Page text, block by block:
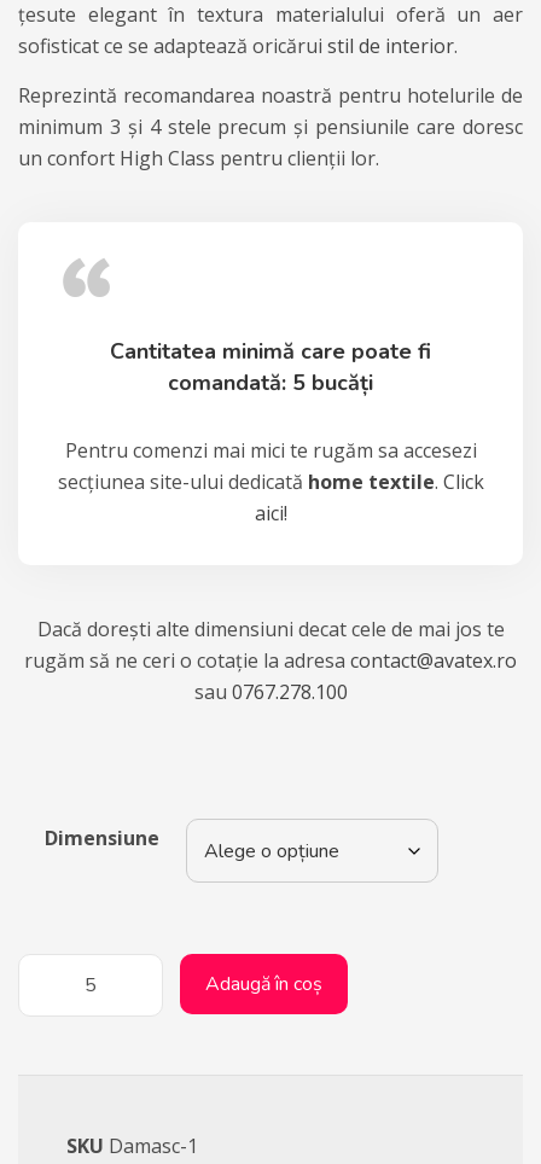
țesute elegant în textura materialului oferă un aer
sofisticat ce se adaptează oricărui stil de interior.
Reprezintă recomandarea noastră pentru hotelurile de
minimum 3 și 4 stele precum și pensiunile care doresc
un confort High Class pentru clienții lor.
Cantitatea minimă care poate fi
comandată: 5 bucăți
Pentru comenzi mai mici te rugăm sa accesezi
secțiunea site-ului dedicată home textile. Click
aici!
Dacă dorești alte dimensiuni decat cele de mai jos te
rugăm să ne ceri o cotație la adresa contact@avatex.ro
sau 0767.278.100
Dimensiune
Adaugă în coș
SKU Damasc-1